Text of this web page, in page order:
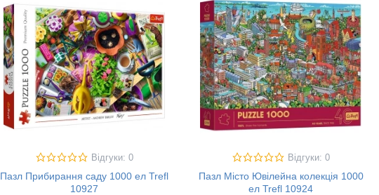
Відгуки: 0
Пазл Прибирання саду 1000 ел Trefl
10927
Відгуки: 0
Пазл Місто Ювілейна колекція 1000
ел Trefl 10924